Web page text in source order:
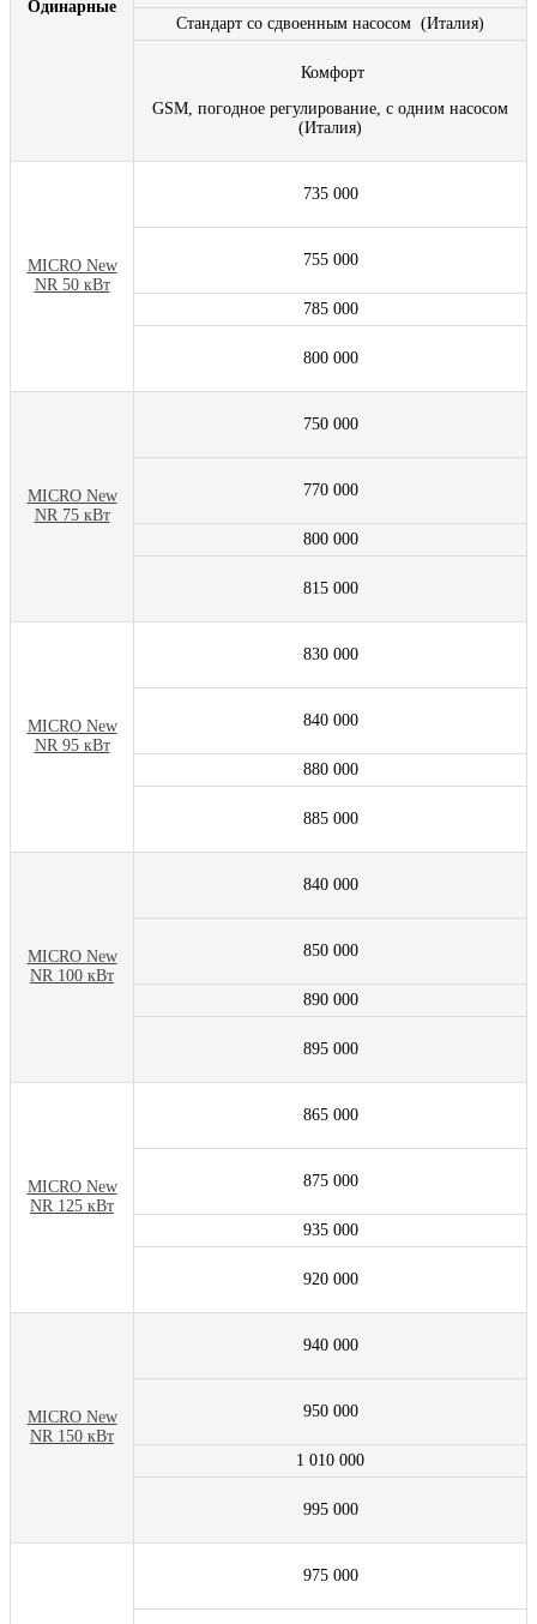
Одинарные
Стандарт со сдвоенным насосом (Италия)
Комфорт
GSM, погодное регулирование, с одним насосом
(Италия)
MICRO New
NR 50 кВт
735 000
755 000
785 000
800 000
MICRO New
NR 75 кВт
750 000
770 000
800 000
815 000
MIСRO New
NR 95 кВт
830 000
840 000
880 000
885 000
MICRO New
NR 100 кВт
840 000
850 000
890 000
895 000
MICRO New
NR 125 кВт
865 000
875 000
935 000
920 000
MICRO New
NR 150 кВт
940 000
950 000
1 010 000
995 000
975 000